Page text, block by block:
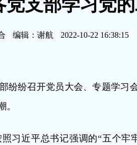
支部学习党
编辑：谢航 2022-10-22 16:38:15
纷纷召开党员大会、专题学习
。
习近平总书记强调的“五个牢